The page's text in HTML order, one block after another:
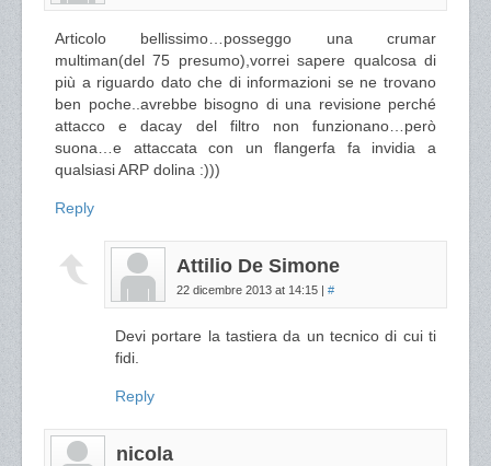
Articolo bellissimo…posseggo una crumar
multiman(del 75 presumo),vorrei sapere qualcosa di
più a riguardo dato che di informazioni se ne trovano
ben poche..avrebbe bisogno di una revisione perché
attacco e dacay del filtro non funzionano…però
suona…e attaccata con un flangerfa fa invidia a
qualsiasi ARP dolina :)))
Reply
Attilio De Simone
22 dicembre 2013 at 14:15 | #
Devi portare la tastiera da un tecnico di cui ti
fidi.
Reply
nicola